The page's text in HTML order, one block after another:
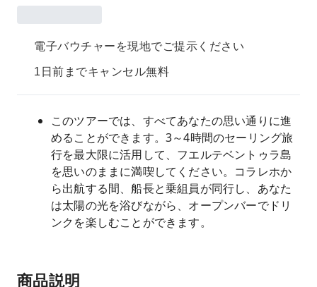
電子バウチャーを現地でご提示ください
1日前までキャンセル無料
このツアーでは、すべてあなたの思い通りに進
めることができます。3～4時間のセーリング旅
行を最大限に活用して、フエルテベントゥラ島
を思いのままに満喫してください。コラレホか
ら出航する間、船長と乗組員が同行し、あなた
は太陽の光を浴びながら、オープンバーでドリ
ンクを楽しむことができます。
商品説明